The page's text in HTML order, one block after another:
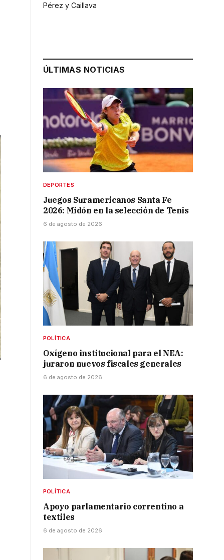
Pérez y Caillava
ÚLTIMAS NOTICIAS
DEPORTES
Juegos Suramericanos Santa Fe
2026: Midón en la selección de Tenis
6 de agosto de 2026
POLÍTICA
Oxígeno institucional para el NEA:
juraron nuevos fiscales generales
6 de agosto de 2026
POLÍTICA
Apoyo parlamentario correntino a
textiles
6 de agosto de 2026